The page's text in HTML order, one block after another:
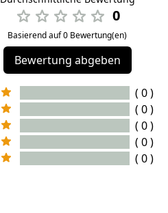
0
Basierend auf 0 Bewertung(en)
Bewertung abgeben
( 0 )
( 0 )
( 0 )
( 0 )
( 0 )